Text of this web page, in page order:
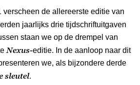
verscheen de allereerste editie van
jaarlijks drie tijdschriftuitgaven
staan we op de drempel van
Nexus-editie. In de aanloop naar dit
we, als bijzondere derde
sleutel.